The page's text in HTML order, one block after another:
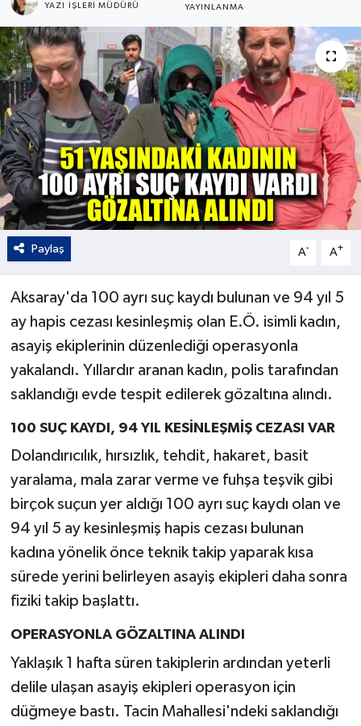
YAZI İŞLERI MÜDÜRÜ YAYINLANMA
Paylaş A- A+
Aksaray'da 100 ayrı suç kaydı bulunan ve 94 yıl 5
ay hapis cezası kesinleşmiş olan E.Ö. isimli kadın,
asayiş ekiplerinin düzenlediği operasyonla
yakalandı. Yıllardır aranan kadın, polis tarafından
saklandığı evde tespit edilerek gözaltına alındı.
100 SUÇ KAYDI, 94 YIL KESİNLEŞMİŞ CEZASI VAR
Dolandırıcılık, hırsızlık, tehdit, hakaret, basit
yaralama, mala zarar verme ve fuhşa teşvik gibi
birçok suçun yer aldığı 100 ayrı suç kaydı olan ve
94 yıl 5 ay kesinleşmiş hapis cezası bulunan
kadına yönelik önce teknik takip yaparak kısa
sürede yerini belirleyen asayiş ekipleri daha sonra
fiziki takip başlattı.
OPERASYONLA GÖZALTINA ALINDI
Yaklaşık 1 hafta süren takiplerin ardından yeterli
delile ulaşan asayiş ekipleri operasyon için
düğmeye bastı. Tacin Mahallesi'ndeki saklandığı